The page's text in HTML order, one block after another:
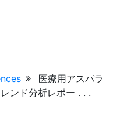
医療用アスパラ
ンド分析レポー . . .